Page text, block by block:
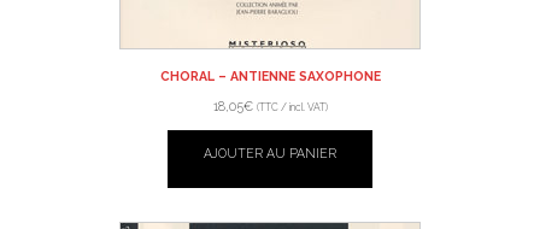
CHORAL – ANTIENNE SAXOPHONE
18,05€ (TTC / incl. VAT)
AJOUTER AU PANIER